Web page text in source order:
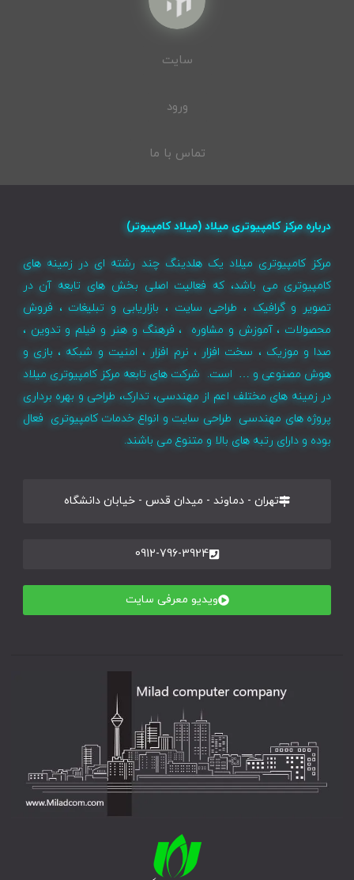
سایت
ورود
تماس با ما
درباره مرکز کامپیوتری میلاد (میلاد کامپیوتر)
مرکز کامپیوتری میلاد یک هلدینگ چند رشته ای در زمینه های
کامپیوتری می باشد، که فعالیت اصلی بخش های تابعه آن در
تصویر و گرافیک ، طراحی سایت ، بازاریابی و تبلیغات ، فروش
محصولات ، آموزش و مشاوره ، فرهنگ و هنر و فیلم و تدوین ،
صدا و موزیک ، سخت افزار ، نرم افزار ، امنیت و شبکه ، بازی و
هوش مصنوعی و … است. شرکت های تابعه مرکز کامپیوتری میلاد
در زمینه های مختلف اعم از مهندسی، تدارک، طراحی و بهره برداری
پروژه های مهندسی طراحی سایت و انواع خدمات کامپیوتری فعال
بوده و دارای رتبه های بالا و متنوع می باشند.
تهران - دماوند - میدان قدس - خیابان دانشگاه
0912-796-3924
ویدیو معرفی سایت